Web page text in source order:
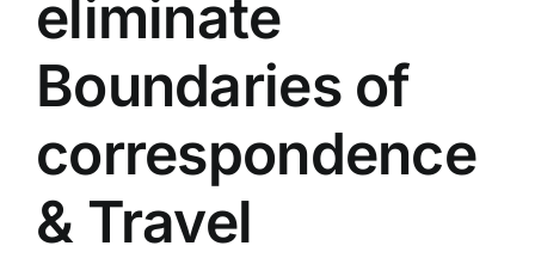
eliminate
Boundaries of
correspondence
& Travel